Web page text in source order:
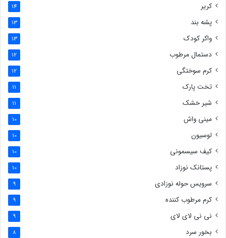
کریر 14
پشه بند 13
واکر کودک 13
دستمال مرطوب 12
کرم سوختگی 12
تخت پارک 11
شیر خشک 11
مینی واش 10
لوسیون 10
کیف سیسمونی 10
پستانک نوزاد 10
سرویس حوله نوزادی 9
کرم مرطوب کننده 9
نی نی لای لای 9
بخور سرد 8